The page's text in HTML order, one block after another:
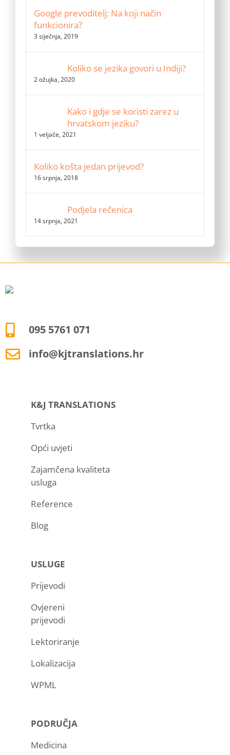
Google prevoditelj: Na koji način
funkcionira?
3 siječnja, 2019
Koliko se jezika govori u Indiji?
2 ožujka, 2020
Kako i gdje se koristi zarez u
hrvatskom jeziku?
1 veljače, 2021
Koliko košta jedan prijevod?
16 srpnja, 2018
Podjela rečenica
14 srpnja, 2021
095 5761 071
info@kjtranslations.hr
K&J TRANSLATIONS
Tvrtka
Opći uvjeti
Zajamčena kvaliteta
usluga
Reference
Blog
USLUGE
Prijevodi
Ovjereni
prijevodi
Lektoriranje
Lokalizacija
WPML
PODRUČJA
Medicina